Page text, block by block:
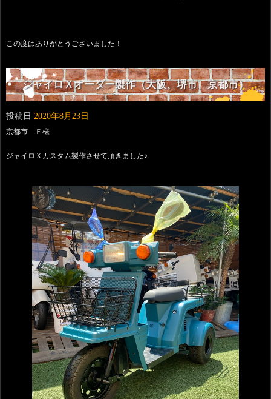
この度はありがとうございました！
ジャイロＸオーダー製作（大阪、堺市、京都市）
投稿日 2020年8月23日
京都市 Ｆ様
ジャイロＸカスタム製作させて頂きました♪